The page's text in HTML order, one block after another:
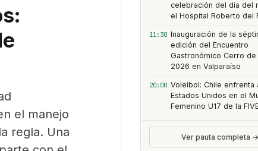
el manejo
regla. Una
celebración del día del
el Hospital Roberto del
11:30 Inauguración de la
edición del Encuentro
Gastronómico Cerro de
2026 en Valparaíso
20:00 Voleibol: Chile enfrenta
Estados Unidos en el
Femenino U17 de la
Ver pauta completa →